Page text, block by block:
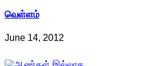
வெள்ளம்
June 14, 2012